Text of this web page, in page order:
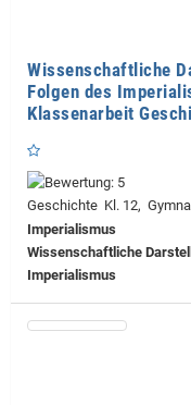
Wissenschaftliche
Folgen des
Klassenarbeit
Geschichte Kl. 12,
Imperialismus
Wissenschaftliche
Imperialismus